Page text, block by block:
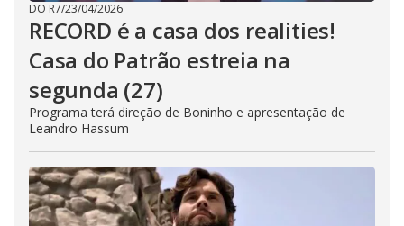
DO R7/23/04/2026
RECORD é a casa dos realities!
Casa do Patrão estreia na
segunda (27)
Programa terá direção de Boninho e apresentação de
Leandro Hassum